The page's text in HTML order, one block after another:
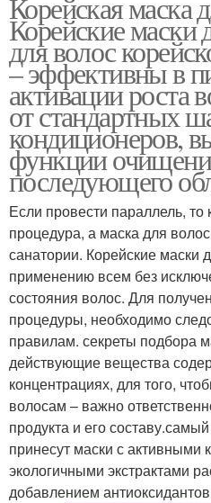
Корейские маски
для волос
– эффективны в
активации роста
от стандартных
кондиционеров,
функции
последующего
Если провести параллель, то
процедура, а маска для
санатории. Корейские маски
применению всем без
состояния волос. Для
процедуры, необходимо
правилам. секреты подбора
действующие вещества
концентрациях, для того,
волосам – важно
продукта и его
принесут маски с активными
экологичными экстрактами
добавлением